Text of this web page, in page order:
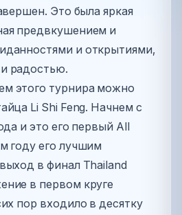
Это была яркая
предвкушением и
и открытиями,
радостью.
этого турнира можно
Li Shi Feng. Начнем с
и это его первый All
году его лучшим
в финал Thailand
в первом круге
пор входило в десятку